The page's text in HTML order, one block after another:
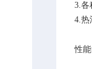
3.各
4.热
性